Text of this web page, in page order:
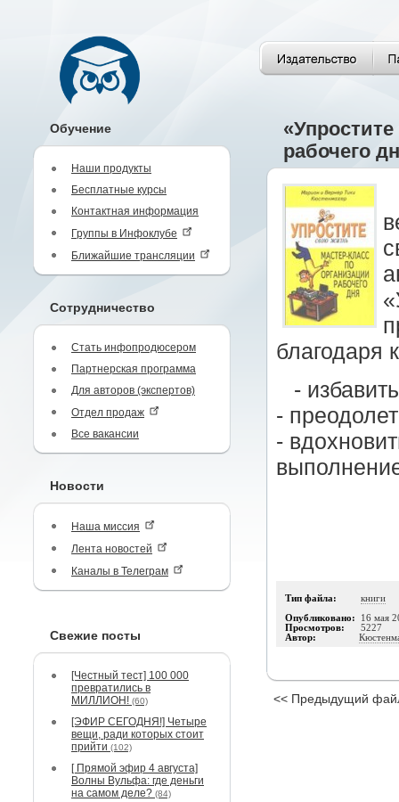
Обучение
Наши продукты
Бесплатные курсы
Контактная информация
Группы в Инфоклубе
Ближайшие трансляции
Сотрудничество
Стать инфопродюсером
Партнерская программа
Для авторов (экспертов)
Отдел продаж
Все вакансии
Новости
Наша миссия
Лента новостей
Каналы в Телеграм
Свежие посты
[Честный тест] 100 000
превратились в
МИЛЛИОН! (60)
[ЭФИР СЕГОДНЯ!] Четыре
вещи, ради которых стоит
прийти (102)
[ Прямой эфир 4 августа]
Волны Вульфа: где деньги
на самом деле? (84)
рабочего
благодаря
-
-
-
Тип файла: книги
Опубликовано: 16 мая
Просмотров: 5227
Автор:
<< Предыдущий